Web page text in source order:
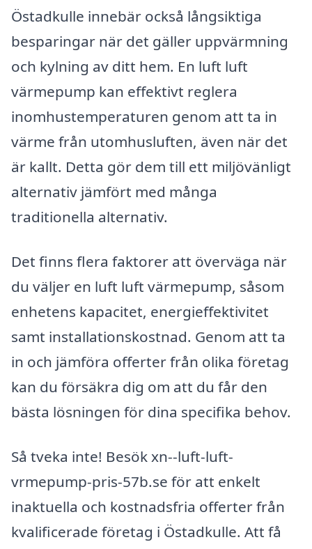
Östadkulle innebär också långsiktiga
besparingar när det gäller uppvärmning
och kylning av ditt hem. En luft luft
värmepump kan effektivt reglera
inomhustemperaturen genom att ta in
värme från utomhusluften, även när det
är kallt. Detta gör dem till ett miljövänligt
alternativ jämfört med många
traditionella alternativ.
Det finns flera faktorer att överväga när
du väljer en luft luft värmepump, såsom
enhetens kapacitet, energieffektivitet
samt installationskostnad. Genom att ta
in och jämföra offerter från olika företag
kan du försäkra dig om att du får den
bästa lösningen för dina specifika behov.
Så tveka inte! Besök xn--luft-luft-
vrmepump-pris-57b.se för att enkelt
inaktuella och kostnadsfria offerter från
kvalificerade företag i Östadkulle. Att få